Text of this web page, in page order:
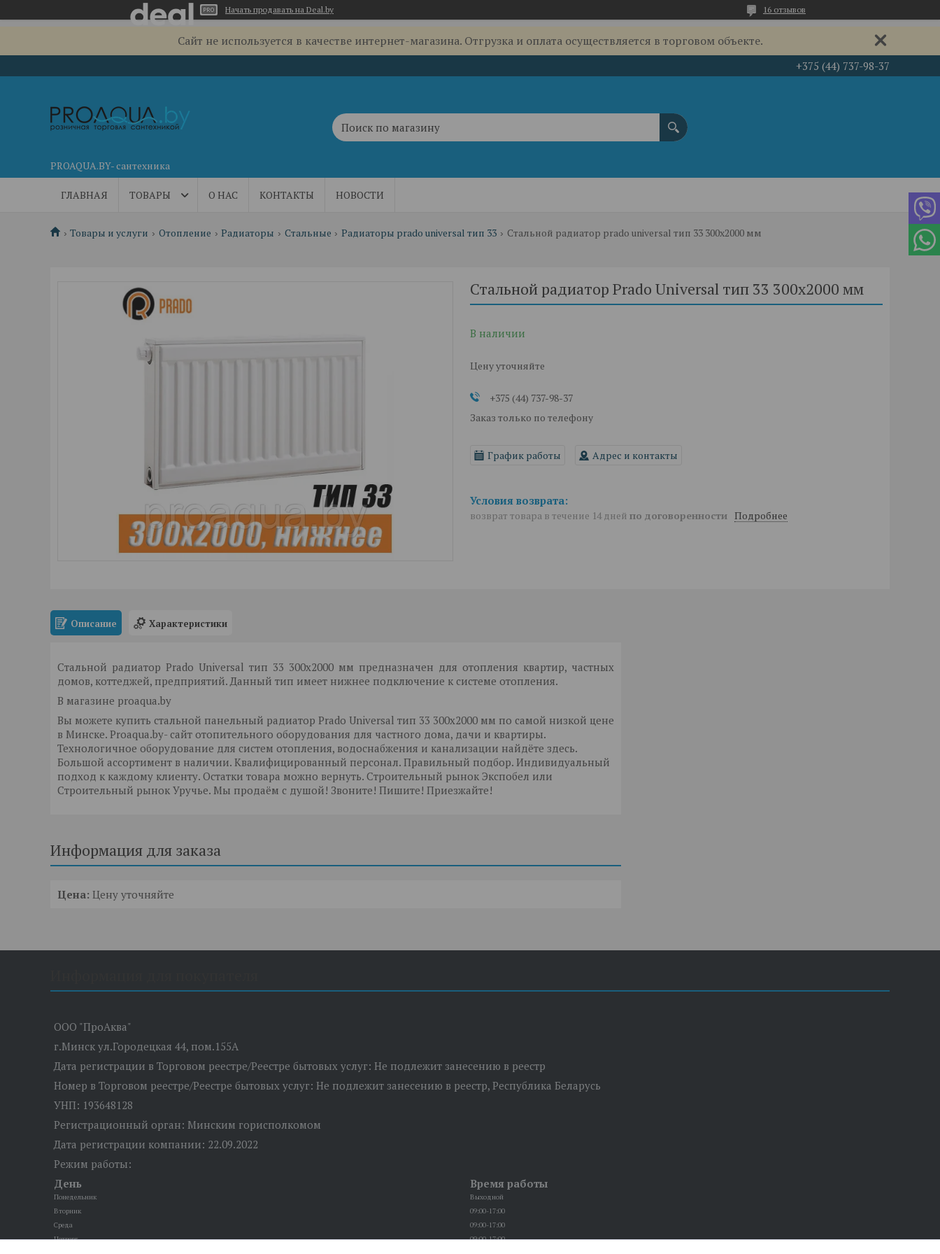
Начать продавать на Deal.by 16 отзывов
Сайт не используется в качестве интернет-магазина. Отгрузка и оплата осуществляется в торговом объекте.
+375 (44) 737-98-37
PROAQUA.BY- сантехника
ГЛАВНАЯ ТОВАРЫ О НАС КОНТАКТЫ НОВОСТИ
Товары и услуги Отопление Радиаторы Стальные Радиаторы prado universal тип 33 Стальной радиатор prado universal тип 33 300x2000 мм
Стальной радиатор Prado Universal тип 33 300x2000 мм
В наличии
Цену уточняйте
+375 (44) 737-98-37
Заказ только по телефону
График работы Адрес и контакты
возврат товара в течение 14 дней по договоренности Подробнее
Описание Характеристики
Стальной радиатор Prado Universal тип 33 300x2000 мм предназначен для отопления квартир, частных
домов, коттеджей, предприятий. Данный тип имеет нижнее подключение к системе отопления.
В магазине proaqua.by
Вы можете купить стальной панельный радиатор Prado Universal тип 33 300x2000 мм по самой низкой цене
в Минске. Proaqua.by- сайт отопительного оборудования для частного дома, дачи и квартиры.
Технологичное оборудование для систем отопления, водоснабжения и канализации найдёте здесь.
Большой ассортимент в наличии. Квалифицированный персонал. Правильный подбор. Индивидуальный
подход к каждому клиенту. Остатки товара можно вернуть. Строительный рынок Экспобел или
Строительный рынок Уручье. Мы продаём с душой! Звоните! Пишите! Приезжайте!
Информация для заказа
Цена: Цену уточняйте
ООО "ПроАква"
г.Минск ул.Городецкая 44, пом.155А
Дата регистрации в Торговом реестре/Реестре бытовых услуг: Не подлежит занесению в реестр
Номер в Торговом реестре/Реестре бытовых услуг: Не подлежит занесению в реестр, Республика Беларусь
УНП: 193648128
Регистрационный орган: Минским горисполкомом
Дата регистрации компании: 22.09.2022
Режим работы:
День
Время работы
Понедельник
Выходной
Вторник
09:00-17:00
Среда
09:00-17:00
Четверг
09:00-17:00